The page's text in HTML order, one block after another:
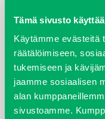
Tämä sivusto
Käytämme evästeitä
räätälöimiseen,
tukemiseen ja
jaamme sosiaalisen
alan
sivustoamme.
ARKISTOT
maaliskuu 2026
elokuu 2024
syyskuu 2023